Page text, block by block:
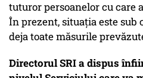
tuturor persoanelor cu care
În prezent, situația este sub
deja toate măsurile
Directorul SRI a dispus